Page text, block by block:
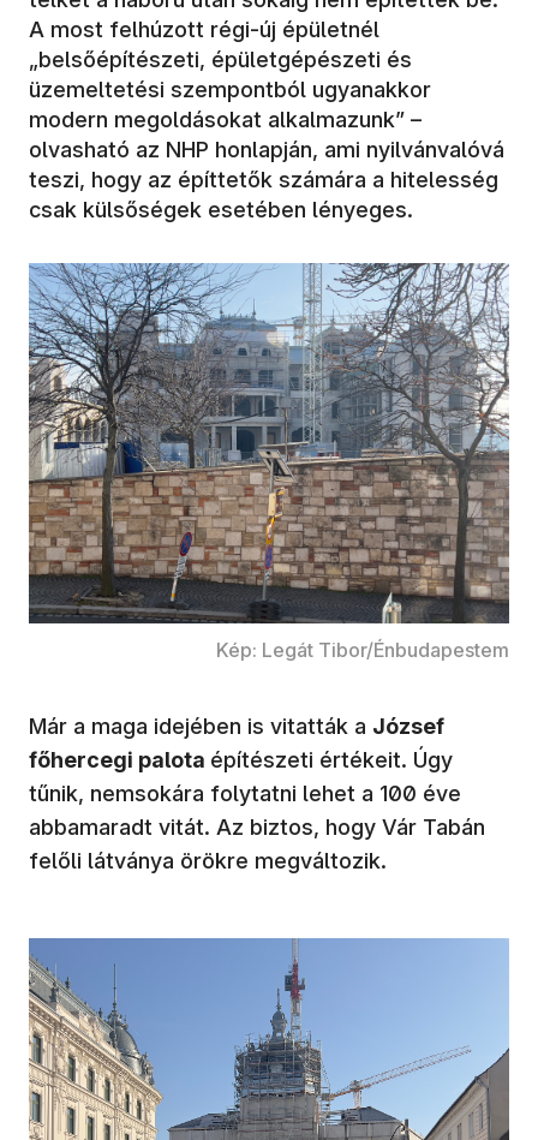
A most felhúzott régi-új épületnél
„belsőépítészeti, épületgépészeti és
üzemeltetési szempontból ugyanakkor
modern megoldásokat alkalmazunk” –
olvasható az NHP honlapján, ami nyilvánvalóvá
teszi, hogy az építtetők számára a hitelesség
csak külsőségek esetében lényeges.
Kép: Legát Tibor/Énbudapestem
Már a maga idejében is vitatták a József
főhercegi palota építészeti értékeit. Úgy
tűnik, nemsokára folytatni lehet a 100 éve
abbamaradt vitát. Az biztos, hogy Vár Tabán
felőli látványa örökre megváltozik.